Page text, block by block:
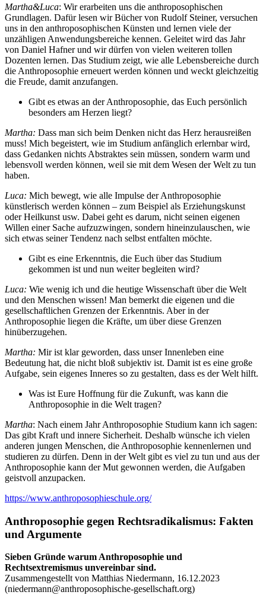
Martha&Luca: Wir erarbeiten uns die anthroposophischen
Grundlagen. Dafür lesen wir Bücher von Rudolf Steiner, versuchen
uns in den anthroposophischen Künsten und lernen viele der
unzähligen Anwendungsbereiche kennen. Geleitet wird das Jahr
von Daniel Hafner und wir dürfen von vielen weiteren tollen
Dozenten lernen. Das Studium zeigt, wie alle Lebensbereiche durch
die Anthroposophie erneuert werden können und weckt gleichzeitig
die Freude, damit anzufangen.
Gibt es etwas an der Anthroposophie, das Euch persönlich
besonders am Herzen liegt?
Martha: Dass man sich beim Denken nicht das Herz herausreißen
muss! Mich begeistert, wie im Studium anfänglich erlernbar wird,
dass Gedanken nichts Abstraktes sein müssen, sondern warm und
lebensvoll werden können, weil sie mit dem Wesen der Welt zu tun
haben.
Luca: Mich bewegt, wie alle Impulse der Anthroposophie
künstlerisch werden können – zum Beispiel als Erziehungskunst
oder Heilkunst usw. Dabei geht es darum, nicht seinen eigenen
Willen einer Sache aufzuzwingen, sondern hineinzulauschen, wie
sich etwas seiner Tendenz nach selbst entfalten möchte.
Gibt es eine Erkenntnis, die Euch über das Studium
gekommen ist und nun weiter begleiten wird?
Luca: Wie wenig ich und die heutige Wissenschaft über die Welt
und den Menschen wissen! Man bemerkt die eigenen und die
gesellschaftlichen Grenzen der Erkenntnis. Aber in der
Anthroposophie liegen die Kräfte, um über diese Grenzen
hinüberzugehen.
Martha: Mir ist klar geworden, dass unser Innenleben eine
Bedeutung hat, die nicht bloß subjektiv ist. Damit ist es eine große
Aufgabe, sein eigenes Inneres so zu gestalten, dass es der Welt hilft.
Was ist Eure Hoffnung für die Zukunft, was kann die
Anthroposophie in die Welt tragen?
Martha: Nach einem Jahr Anthroposophie Studium kann ich sagen:
Das gibt Kraft und innere Sicherheit. Deshalb wünsche ich vielen
anderen jungen Menschen, die Anthroposophie kennenlernen und
studieren zu dürfen. Denn in der Welt gibt es viel zu tun und aus der
Anthroposophie kann der Mut gewonnen werden, die Aufgaben
geistvoll anzupacken.
https://www.anthroposophieschule.org/
Anthroposophie gegen Rechtsradikalismus: Fakten
und Argumente
Sieben Gründe warum Anthroposophie und
Rechtsextremismus unvereinbar sind.
Zusammengestellt von Matthias Niedermann, 16.12.2023
(niedermann@anthroposophische-gesellschaft.org)